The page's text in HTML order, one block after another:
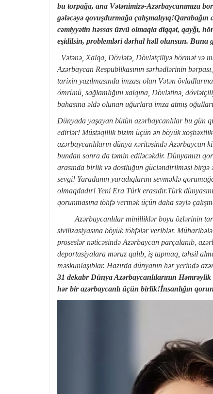
bu torpağa, ana Vətənimizə-Azərbaycanımıza
gələcəyə qovuşdurmağa
cəmiyyətin həssas üzvü olmaqla diqqət, qayğı,
eşidilsin, problemləri dərhal həll olunsun. Buna
Vətənə, Xalqa, Dövlətə, Dövlətçiliyə hörmət və
Azərbaycan Respublikasının sərhədlərinin
tarixin yazılmasında imzası olan Vətən
ömrünü, sağlamlığını xalqına, Dövlətinə,
bahasına əldə olunan uğurlara imza atmış
Dünyada yaşayan bütün azərbaycanlılar bu gün
edirlər! Müstəqillik bizim üçün ən böyük
azərbaycanlıların dünya xəritəsində Azərbaycan
bundan sonra da təmin ediləcəkdir. Dünyamızı
arasında birlik və dostluğun gücləndirilməsi birgə
sevgi! Yaradanın yaradıqlarını sevməklə
olmaqdadır! Yeni Era Türk erasıdır.Türk
qorunmasına töhfə vermək üçün daha səylə
Azərbaycanlılar minilliklər boyu özlərinin
sivilizasiyasına böyük töhfələr veriblər.
proseslər nəticəsində Azərbaycan parçalanıb,
deportasiyalara məruz qalıb, iş tapmaq, təhsil
məskunlaşıblar. Hazırda dünyanın hər yerində
31 dekabr Dünya Azərbaycanlılarının
hər bir azərbaycanlı üçün birlik!İnsanlığın